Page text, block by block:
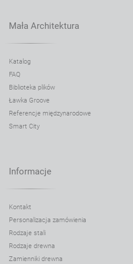
Ławka Classic 02.019
Ławka Domino 60 02.440.2
Ławka Domino 60 02.040.4
Ławka Domino 90 02.440.1
Ławka Flash 02.025
Ławka Flash 02.325
Mała Architektura
Katalog
FAQ
Biblioteka plików
Ławka Groove
Referencje międzynarodowe
Smart City
Informacje
Kontakt
Personalizacja zamówienia
Rodzaje stali
Rodzaje drewna
Zamienniki drewna